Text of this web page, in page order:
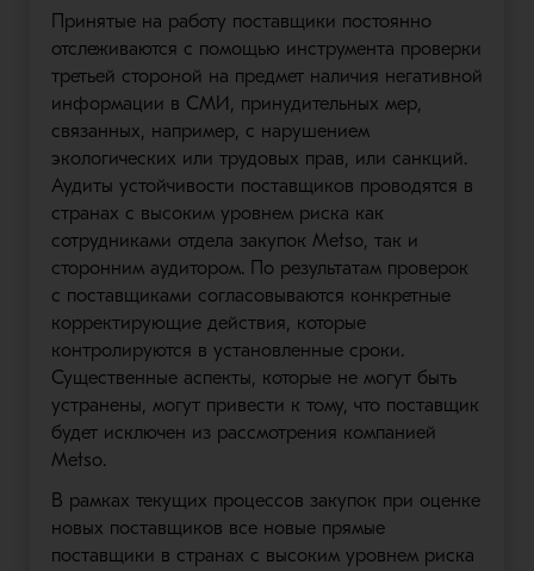
Принятые на работу поставщики постоянно
отслеживаются с помощью инструмента проверки
третьей стороной на предмет наличия негативной
информации в СМИ, принудительных мер,
связанных, например, с нарушением
экологических или трудовых прав, или санкций.
Аудиты устойчивости поставщиков проводятся в
странах с высоким уровнем риска как
сотрудниками отдела закупок Metso, так и
сторонним аудитором. По результатам проверок
с поставщиками согласовываются конкретные
корректирующие действия, которые
контролируются в установленные сроки.
Существенные аспекты, которые не могут быть
устранены, могут привести к тому, что поставщик
будет исключен из рассмотрения компанией
Metso.
В рамках текущих процессов закупок при оценке
новых поставщиков все новые прямые
поставщики в странах с высоким уровнем риска